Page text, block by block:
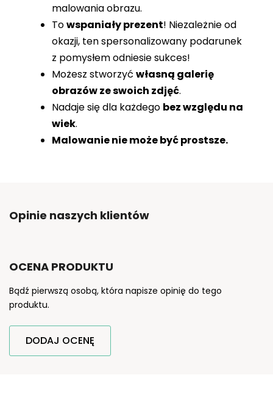
malowania obrazu.
Towspaniały prezent! Niezależnie od
okazji, ten spersonalizowany podarunek
z pomysłem odniesie sukces!
Możesz stworzyć własną galerię
obrazów ze swoich zdjęć.
Nadaje się dla każdego bez względu na
wiek.
Malowanie nie może być prostsze.
Opinie naszych klientów
OCENA PRODUKTU
Bądź pierwszą osobą, która napisze opinię do tego
produktu.
DODAJ OCENĘ